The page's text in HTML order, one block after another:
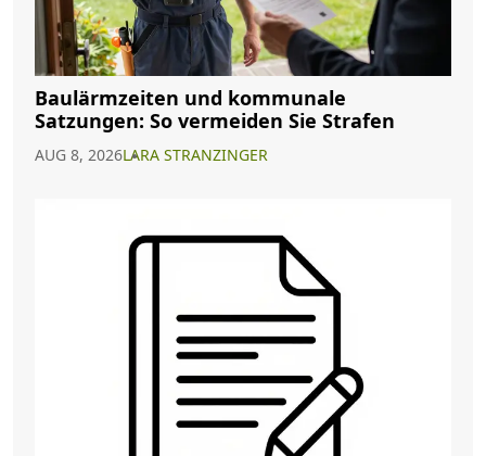
Baulärmzeiten und kommunale
Satzungen: So vermeiden Sie Strafen
AUG 8, 2026LARA STRANZINGER